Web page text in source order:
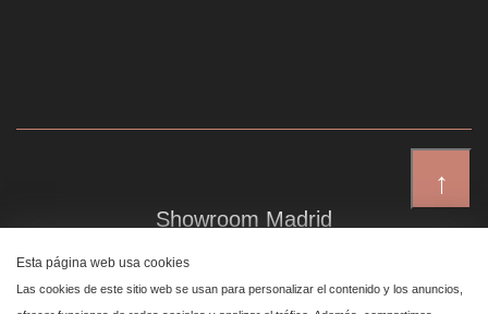
↑
Showroom Madrid
Plaza de Canalejas 6, 4 izq
Centro, 28014 Madrid
Esta página web usa cookies
Las cookies de este sitio web se usan para personalizar el contenido y los anuncios,